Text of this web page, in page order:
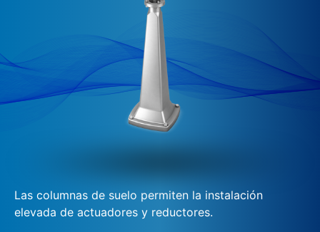
Contacto
Norteamérica
Las columnas de suelo permiten la instalación
elevada de actuadores y reductores.